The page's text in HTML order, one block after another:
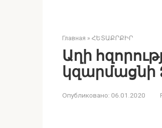
Главная » ՀԵՏԱՔՐՔԻՐ
Աղի
կզարմացնի
Опубликовано: 06.01.2020